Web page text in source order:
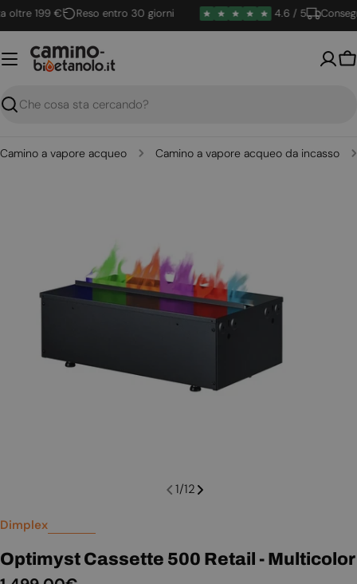
Vai
al
contenuto
199 € Reso entro 30 giorni 4.6 / 5
Ricerca
Camino a vapore acqueo Camino a vapore acqueo da incasso
Apri supporto 0 in modalità modale
1/12
Dimplex
Optimyst Cassette 500 Retail - Multicolor